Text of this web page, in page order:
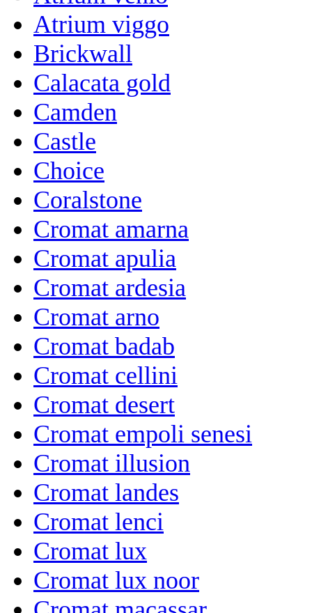
Atrium viggo
Brickwall
Calacata gold
Camden
Castle
Choice
Coralstone
Cromat amarna
Cromat apulia
Cromat ardesia
Cromat arno
Cromat badab
Cromat cellini
Cromat desert
Cromat empoli senesi
Cromat illusion
Cromat landes
Cromat lenci
Cromat lux
Cromat lux noor